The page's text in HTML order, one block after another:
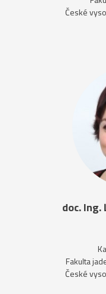
České
doc.
Fakulta
České